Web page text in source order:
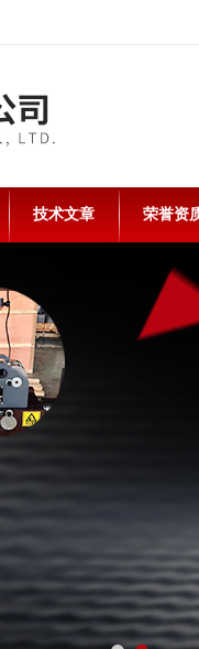
技术文章 荣誉资